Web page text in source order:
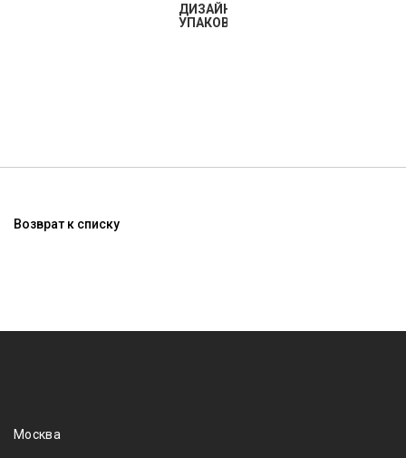
ДИЗАЙН
УПАКОВКИ
Возврат к списку
Москва